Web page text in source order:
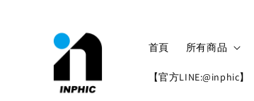
首頁 所有商品
【官方LINE:@inphic】